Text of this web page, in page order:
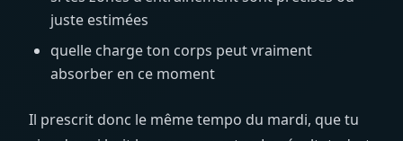
juste estimées
quelle charge ton corps peut vraiment
absorber en ce moment
Il prescrit donc le même tempo du mardi, que tu